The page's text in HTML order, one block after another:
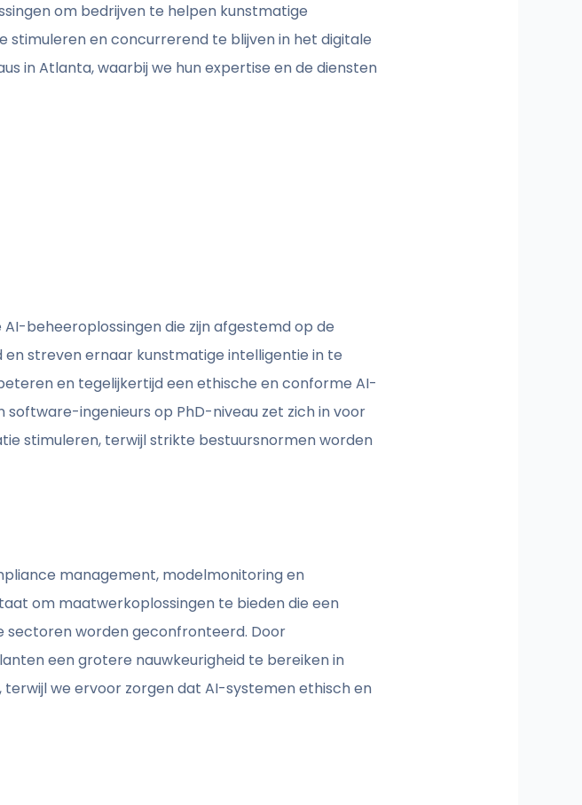
om bedrijven te helpen kunstmatige
en concurrerend te blijven in het digitale
in Atlanta, waarbij we hun expertise en de diensten
beheeroplossingen die zijn afgestemd op de
streven ernaar kunstmatige intelligentie in te
en tegelijkertijd een ethische en conforme AI-
ingenieurs op PhD-niveau zet zich in voor
stimuleren, terwijl strikte bestuursnormen worden
management, modelmonitoring en
om maatwerkoplossingen te bieden die een
sectoren worden geconfronteerd. Door
een grotere nauwkeurigheid te bereiken in
we ervoor zorgen dat AI-systemen ethisch en